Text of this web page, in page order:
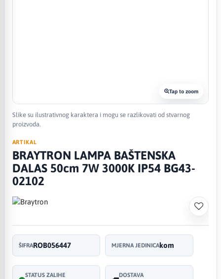
Tap to zoom
Slike su ilustrativnog karaktera i mogu se razlikovati od stvarnog
proizvoda.
ARTIKAL
BRAYTRON LAMPA BAŠTENSKA
DALAS 50cm 7W 3000K IP54 BG43-
02102
ŠIFRAROB056447 MJERNA JEDINICAkom
STATUS ZALIHE DOSTAVA